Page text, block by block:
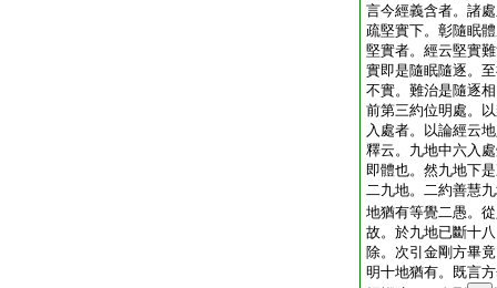
言今經義含者。諸
疏堅實下。彰隨眠
堅實者。經云堅實
實即是隨眠隨逐。
不實。難治是隨逐
前第三約位明處。
入處者。以論經云
釋云。九地中六入
即體也。然九地下
二九地。二約善慧
地猶有等覺二愚。
故。於九地已斷十
除。次引金剛方畢
明十地猶有。既言